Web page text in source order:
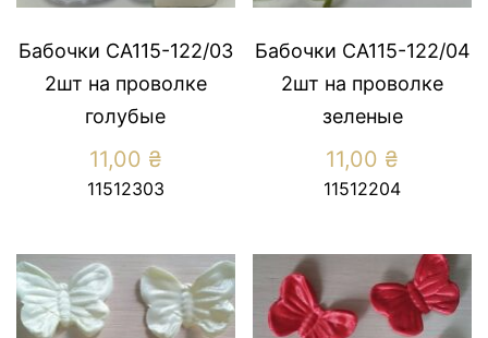
Бабочки СА115-122/03
2шт на проволке
голубые
11,00 ₴
11512303
Бабочки СА115-122/04
2шт на проволке
зеленые
11,00 ₴
11512204